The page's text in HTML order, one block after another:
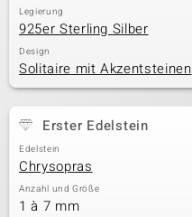
Legierung
925er Sterling Silber
Design
Solitaire mit Akzentsteinen
Erster Edelstein
Edelstein
Chrysopras
Anzahl und Größe
1 à 7 mm